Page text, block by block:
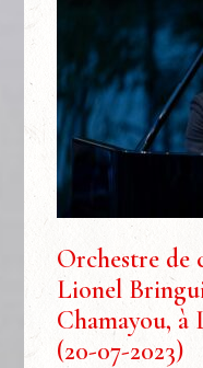
Orchestre de
Lionel
Chamayou, à
(20-07-2023)